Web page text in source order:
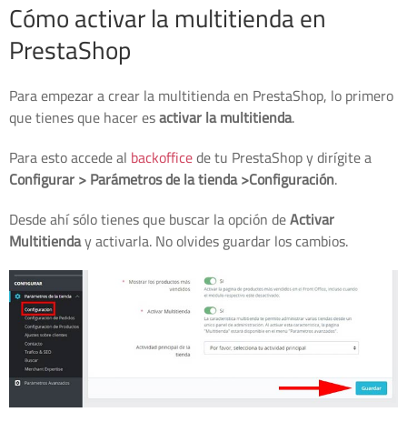
Cómo activar la multitienda en
PrestaShop
Para empezar a crear la multitienda en PrestaShop, lo primero
que tienes que hacer esactivar la multitienda.
Para esto accede al backofficede tu PrestaShop y dirígite a
Configurar > Parámetros de la tienda >Configuración.
Desde ahí sólo tienes que buscar la opción deActivar
Multitienday activarla. No olvides guardar los cambios.